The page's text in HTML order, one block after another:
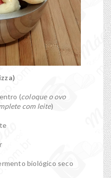
(coloque o ovo
com leite)
biológico seco